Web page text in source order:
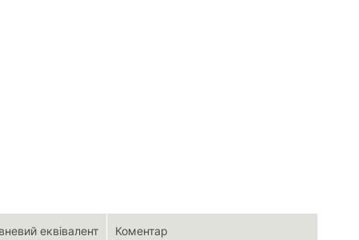
еквівалент Коментар